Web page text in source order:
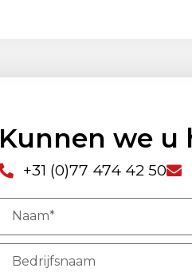
Kunnen we u
+31 (0)77 474 42 50